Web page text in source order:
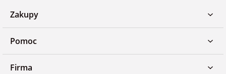
Zakupy
Pomoc
Firma